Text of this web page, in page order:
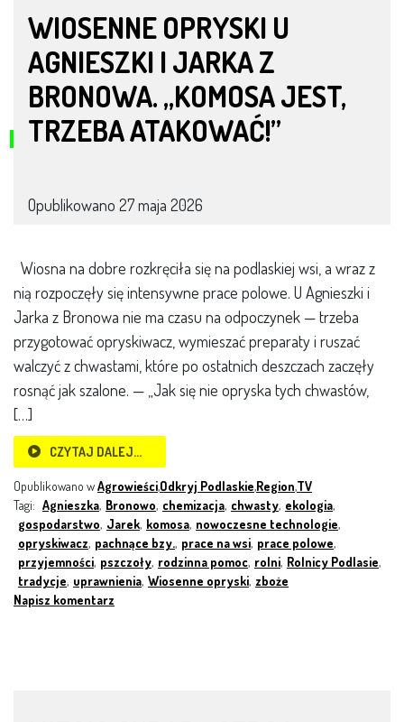
WIOSENNE OPRYSKI U
AGNIESZKI I JARKA Z
BRONOWA. „KOMOSA JEST,
TRZEBA ATAKOWAĆ!”
Opublikowano 27 maja 2026
Wiosna na dobre rozkręciła się na podlaskiej wsi, a wraz z
nią rozpoczęły się intensywne prace polowe. U Agnieszki i
Jarka z Bronowa nie ma czasu na odpoczynek — trzeba
przygotować opryskiwacz, wymieszać preparaty i ruszać
walczyć z chwastami, które po ostatnich deszczach zaczęły
rosnąć jak szalone. — „Jak się nie opryska tych chwastów,
[…]
CZYTAJ DALEJ…
Opublikowano wAgrowieści,Odkryj Podlaskie,Region,TV
Tagi: Agnieszka, Bronowo, chemizacja, chwasty, ekologia,
gospodarstwo, Jarek, komosa, nowoczesne technologie,
opryskiwacz, pachnące bzy., prace na wsi, prace polowe,
przyjemności, pszczoły, rodzinna pomoc, rolni, Rolnicy Podlasie,
tradycje, uprawnienia, Wiosenne opryski, zboże
Napisz komentarz